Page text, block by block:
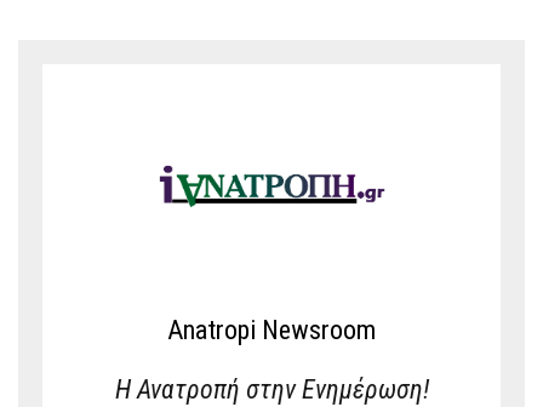
Anatropi Newsroom
Η Ανατροπή στην Ενημέρωση!